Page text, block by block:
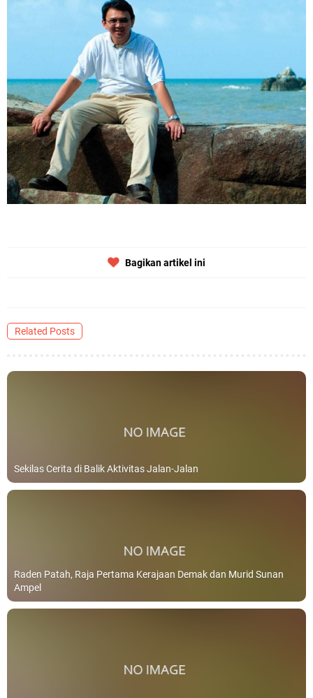
Bagikan artikel ini
Related Posts
Sekilas Cerita di Balik Aktivitas Jalan-Jalan
Raden Patah, Raja Pertama Kerajaan Demak dan Murid Sunan
Ampel